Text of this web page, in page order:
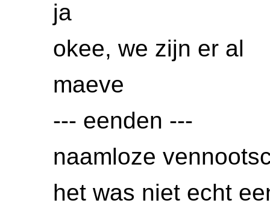
ja
okee, we zijn er al
maeve
--- eenden ---
naamloze
het was niet echt